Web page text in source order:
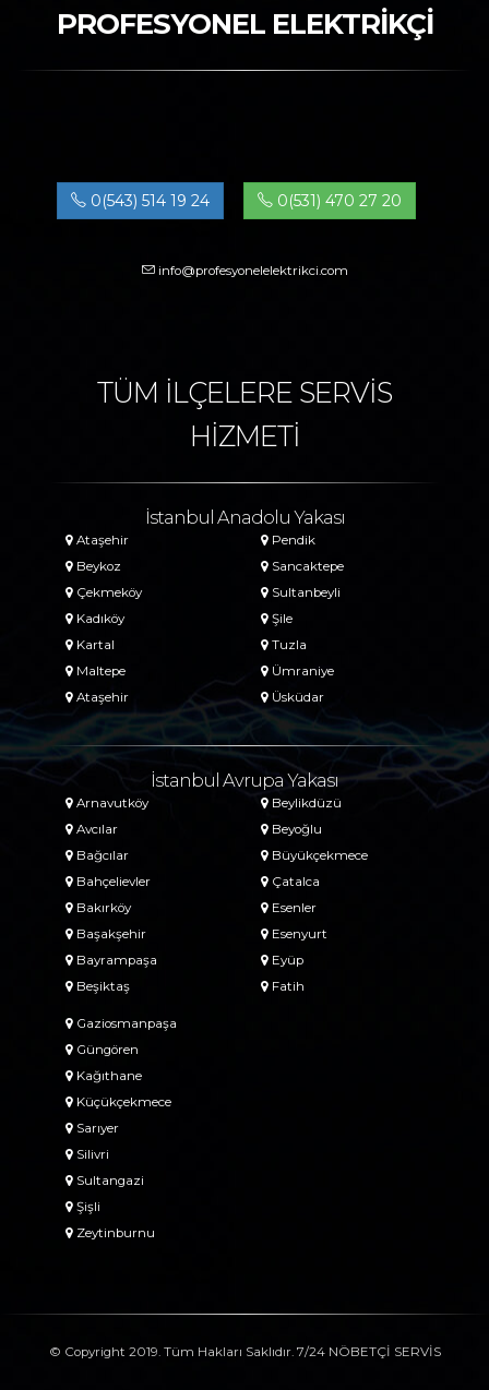
PROFESYONEL ELEKTRİKÇİ
0(543) 514 19 24 0(531) 470 27 20
info@profesyonelelektrikci.com
TÜM İLÇELERE SERVİS
HİZMETİ
İstanbul Anadolu Yakası
Ataşehir
Beykoz
Çekmeköy
Kadıköy
Kartal
Maltepe
Ataşehir
Pendik
Sancaktepe
Sultanbeyli
Şile
Tuzla
Ümraniye
Üsküdar
İstanbul Avrupa Yakası
Arnavutköy
Avcılar
Bağcılar
Bahçelievler
Bakırköy
Başakşehir
Bayrampaşa
Beşiktaş
Beylikdüzü
Beyoğlu
Büyükçekmece
Çatalca
Esenler
Esenyurt
Eyüp
Fatih
Gaziosmanpaşa
Güngören
Kağıthane
Küçükçekmece
Sarıyer
Silivri
Sultangazi
Şişli
Zeytinburnu
© Copyright 2019. Tüm Hakları Saklıdır. 7/24 NÖBETÇİ SERVİS